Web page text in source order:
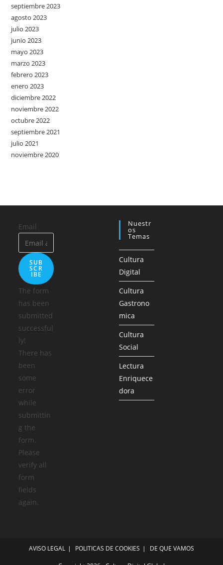
septiembre 2023
agosto 2023
julio 2023
junio 2023
mayo 2023
marzo 2023
febrero 2023
enero 2023
diciembre 2022
noviembre 2022
octubre 2022
septiembre 2021
julio 2021
noviembre 2020
Email
SUB
SCR
IBE
The form
has been
submitted
successful
ly!
There has
been
some
error
while
submittin
g the
form.
Please
verify all
form
fields
again.
Nuestr
Os
Temas
Cultura
Digital
Cultura
Gastrono
mica
Cultura
Social
Lectura
Enriquece
dora
AVISO LEGAL POLITICAS DE COOKIES DE QUE VAMOS